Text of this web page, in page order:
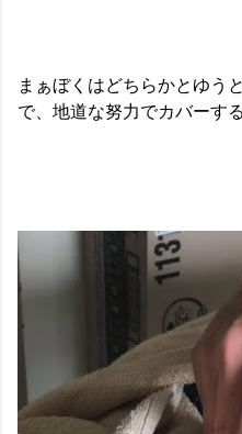
まぁぼくはどちらかとゆう
で、地道な努力でカバーす